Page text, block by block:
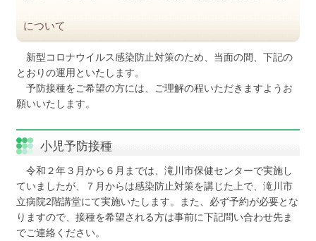
交通アクセス
意見箱
診療受付時間
サイトマップ
について
新型コロナウイルス感染防止対策のため、当面の間、下記の
とおりの運用といたします。
予防接種をご希望の方には、ご理解の程いただきますようお
願いいたします。
小児予防接種
令和２年３月から６月までは、滝川市保健センターで実施し
ていましたが、７月からは感染防止対策を講じた上で、滝川市
立病院2階講堂にて実施いたします。また、必ず予約が必要とな
りますので、接種を希望される方は事前に下記問い合わせ先ま
でご連絡ください。